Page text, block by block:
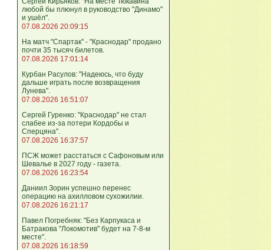
любой бы плюнул в руководство "Динамо"
и ушёл".
07.08.2026 20:09:15
На матч "Спартак" - "Краснодар" продано
почти 35 тысяч билетов.
07.08.2026 17:01:14
Курбан Расулов: "Надеюсь, что буду
дальше играть после возвращения
Лунева".
07.08.2026 16:51:07
Сергей Гуренко: "Краснодар" не стал
слабее из-за потери Кордобы и
Сперцяна".
07.08.2026 16:37:57
ПСЖ может расстаться с Сафоновым или
Шевалье в 2027 году - газета.
07.08.2026 16:23:54
Даниил Зорин успешно перенес
операцию на ахилловом сухожилии.
07.08.2026 16:21:17
Павел Погребняк: "Без Карпукаса и
Батракова "Локомотив" будет на 7-8-м
месте".
07.08.2026 16:18:59